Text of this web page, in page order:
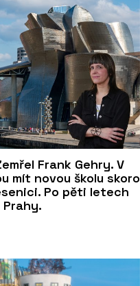
Frank Gehry. V
mít novou školu skoro
Po pěti letech